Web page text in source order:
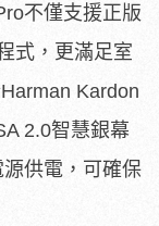
不僅支援正版
式，更滿足室
Kardon
2.0智慧銀幕
供電，可確保